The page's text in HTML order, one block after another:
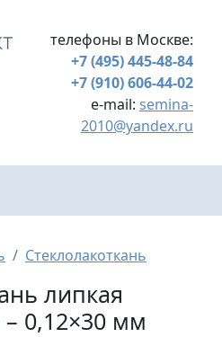
телефоны в Москве:
+7 (495) 445-48-84
+7 (910) 606-44-02
e-mail: semina-
2010@yandex.ru
Стеклолакоткань
липкая
0,12×30 мм